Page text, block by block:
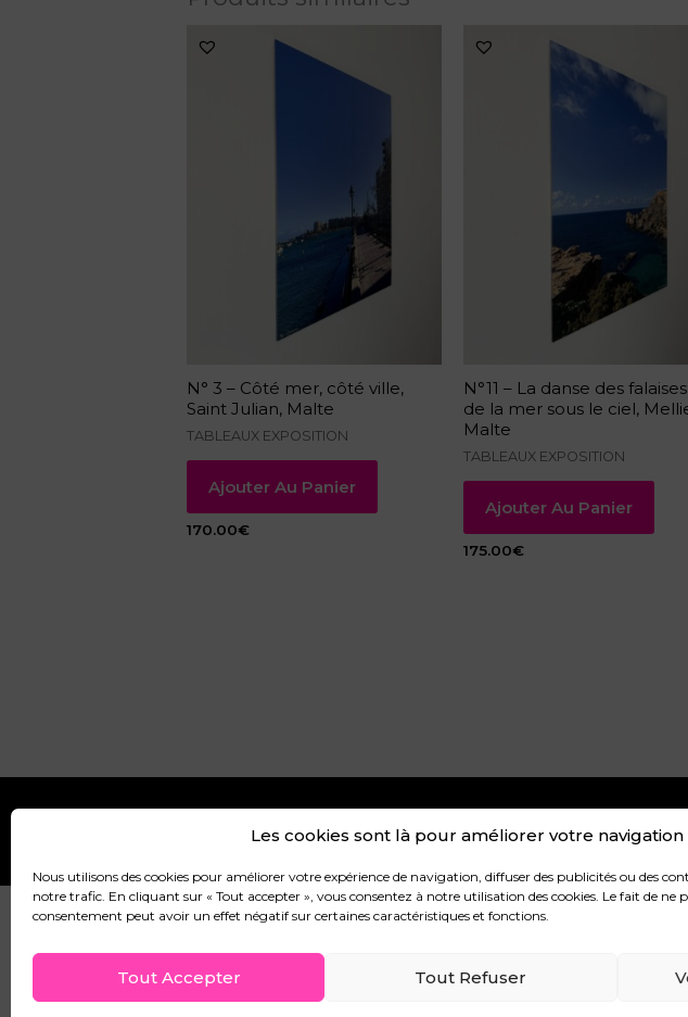
Les cookies sont là pour améliorer votre navigation
Nous utilisons des cookies pour améliorer votre expérience de navigation, diffuser des publicités ou des
notre trafic. En cliquant sur « Tout accepter », vous consentez à notre utilisation des cookies. Le fait de ne
consentement peut avoir un effet négatif sur certaines caractéristiques et fonctions.
Tout Accepter Tout Refuser
N° 3 – Côté mer, côté ville,
Saint Julian, Malte
TABLEAUX EXPOSITION
Ajouter Au Panier
170.00€
N°11 – La danse des
de la mer sous le ciel,
Malte
TABLEAUX EXPOSITION
Ajouter Au Panier
175.00€
CGU MENTIONS LÉGALES POLITIQUE
© 2026 Ayfer A Design. Powered by Ayfer A Design.